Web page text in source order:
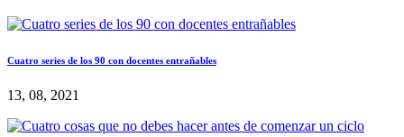
Cuatro series de los 90 con docentes entrañables
13, 08, 2021